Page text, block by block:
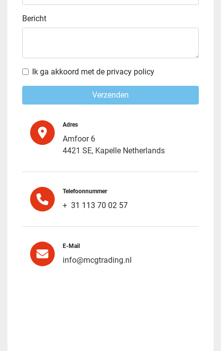
Bericht
Ik ga akkoord met de privacy policy
Verzenden
Adres
Amfoor 6
4421 SE, Kapelle Netherlands
Telefoonnummer
+ 31 113 70 02 57
E-Mail
info@mcgtrading.nl